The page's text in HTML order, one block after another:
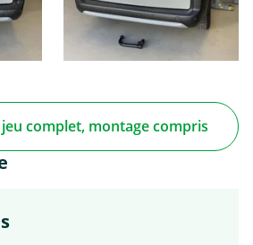
complet, montage compris